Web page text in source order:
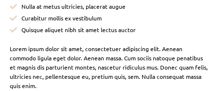
Nulla at metus ultricies, placerat augue
Curabitur mollis ex vestibulum
Quisque aliquet nibh sit amet lectus auctor
Lorem ipsum dolor sit amet, consectetuer adipiscing elit. Aenean
commodo ligula eget dolor. Aenean massa. Cum sociis natoque penatibus
et magnis dis parturient montes, nascetur ridiculus mus. Donec quam felis,
ultricies nec, pellentesque eu, pretium quis, sem. Nulla consequat massa
quis enim.